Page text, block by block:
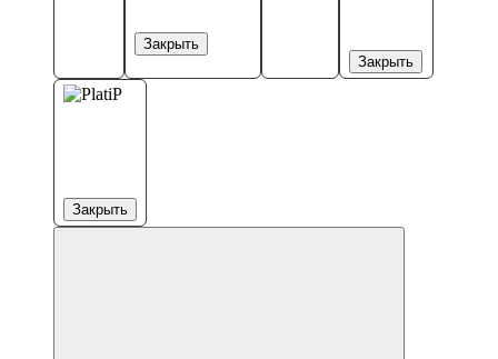
Закрыть
Закрыть
Закрыть